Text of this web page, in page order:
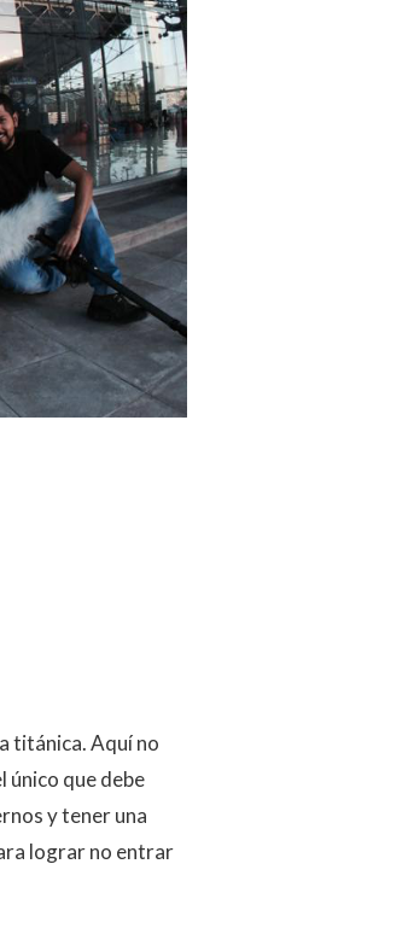
titánica. Aquí no
único que debe
y tener una
lograr no entrar